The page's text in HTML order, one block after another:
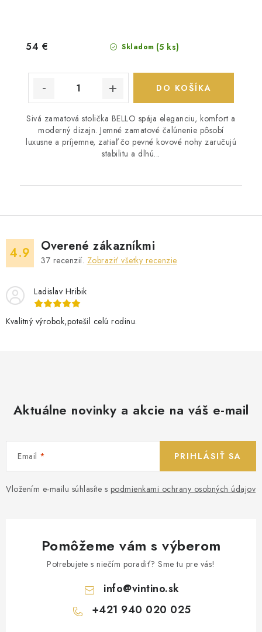
Skladom (5 ks)
54 €
DO KOŠÍKA
Sivá zamatová stolička BELLO spája eleganciu, komfort a
moderný dizajn. Jemné zamatové čalúnenie pôsobí
luxusne a príjemne, zatiaľ čo pevné kovové nohy zaručujú
stabilitu a dlhú...
4.9 Overené zákazníkmi
37 recenzií. Zobraziť všetky recenzie
Ladislav Hribik
Kvalitný výrobok,potešil celú rodinu.
Aktuálne novinky a akcie na váš e-mail
Email
Vložením e-mailu súhlasíte s podmienkami ochrany osobných údajov
PRIHLÁSIŤ SA
Pomôžeme vám s výberom
Potrebujete s niečím poradiť? Sme tu pre vás!
info@vintino.sk
+421 940 020 025